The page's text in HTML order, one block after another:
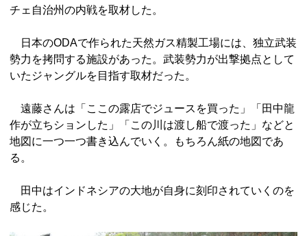
チェ自治州の内戦を取材した。
日本のODAで作られた天然ガス精製工場には、独立武装
勢力を拷問する施設があった。武装勢力が出撃拠点として
いたジャングルを目指す取材だった。
遠藤さんは「ここの露店でジュースを買った」「田中龍
作が立ちションした」「この川は渡し船で渡った」などと
地図に一つ一つ書き込んでいく。もちろん紙の地図であ
る。
田中はインドネシアの大地が自身に刻印されていくのを
感じた。